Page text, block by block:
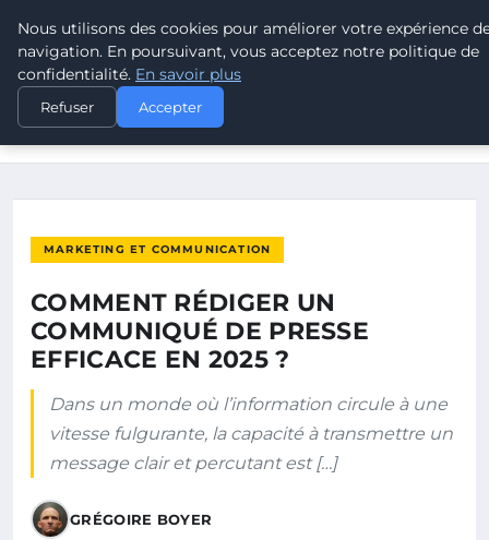
POUVOIR OUVRIER
ACCUEIL
COMMENT RÉDIGER UN COMMUNIQUÉ DE PRESSE EFFICACE EN
MARKETING ET COMMUNICATION
COMMENT RÉDIGER UN
COMMUNIQUÉ DE PRESSE
EFFICACE EN 2025 ?
Dans un monde où l’information circule à une
vitesse fulgurante, la capacité à transmettre un
message clair et percutant est […]
GRÉGOIRE BOYER
Nous utilisons des cookies pour améliorer votre expérience
navigation. En poursuivant, vous acceptez notre politique de
confidentialité. En savoir plus
Refuser Accepter